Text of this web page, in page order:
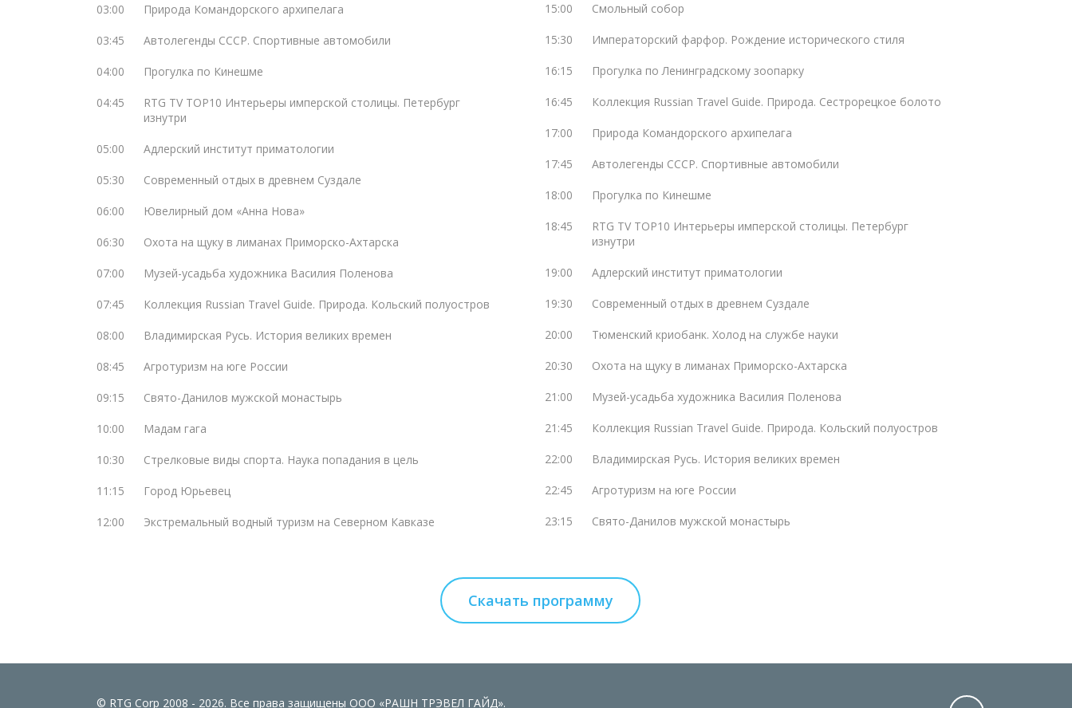
03:00 Природа Командорского архипелага
03:45 Автолегенды СССР. Спортивные автомобили
04:00 Прогулка по Кинешме
04:45
RTG TV TOP10 Интерьеры имперской столицы. Петербург
изнутри
05:00 Адлерский институт приматологии
05:30 Современный отдых в древнем Суздале
06:00 Ювелирный дом «Анна Нова»
06:30 Охота на щуку в лиманах Приморско-Ахтарска
07:00 Музей-усадьба художника Василия Поленова
07:45 Коллекция Russian Travel Guide. Природа. Кольский полуостров
08:00 Владимирская Русь. История великих времен
08:45 Агротуризм на юге России
09:15 Свято-Данилов мужской монастырь
10:00 Мадам гага
10:30 Стрелковые виды спорта. Наука попадания в цель
11:15 Город Юрьевец
12:00 Экстремальный водный туризм на Северном Кавказе
15:00 Смольный собор
15:30 Императорский фарфор. Рождение исторического стиля
16:15 Прогулка по Ленинградскому зоопарку
16:45 Коллекция Russian Travel Guide. Природа. Сестрорецкое болото
17:00 Природа Командорского архипелага
17:45 Автолегенды СССР. Спортивные автомобили
18:00 Прогулка по Кинешме
18:45
RTG TV TOP10 Интерьеры имперской столицы. Петербург
изнутри
19:00 Адлерский институт приматологии
19:30 Современный отдых в древнем Суздале
20:00 Тюменский криобанк. Холод на службе науки
20:30 Охота на щуку в лиманах Приморско-Ахтарска
21:00 Музей-усадьба художника Василия Поленова
21:45 Коллекция Russian Travel Guide. Природа. Кольский полуостров
22:00 Владимирская Русь. История великих времен
22:45 Агротуризм на юге России
23:15 Свято-Данилов мужской монастырь
Скачать программу
© RTG Corp 2008 - 2026. Все права защищены ООО «РАШН ТРЭВЕЛ ГАЙД».